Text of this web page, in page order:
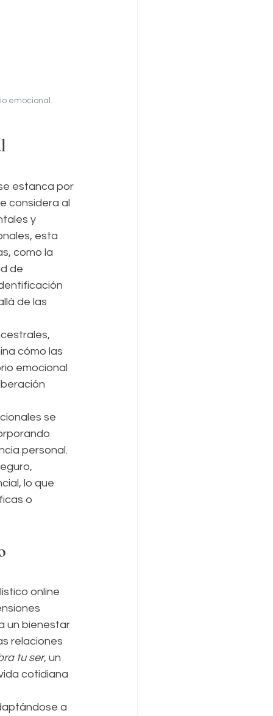
emocional.
estanca por
considera al
y
esta
como la
de
de las
cómo las
emocional
se
personal.
lo que
o
online
un bienestar
relaciones
tu ser, un
cotidiana
a